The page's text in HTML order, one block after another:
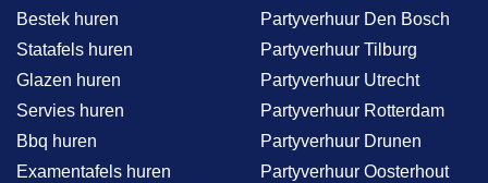
Bestek huren
Statafels huren
Glazen huren
Servies huren
Bbq huren
Examentafels huren
Partyverhuur Den Bosch
Partyverhuur Tilburg
Partyverhuur Utrecht
Partyverhuur Rotterdam
Partyverhuur Drunen
Partyverhuur Oosterhout